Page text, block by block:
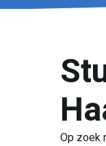
Op zoek